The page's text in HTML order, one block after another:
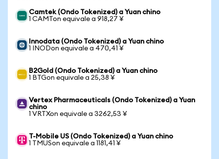
Camtek (Ondo Tokenized) a Yuan chino
1 CAMTon equivale a 918,27 ¥
Innodata (Ondo Tokenized) a Yuan chino
1 INODon equivale a 470,41 ¥
B2Gold (Ondo Tokenized) a Yuan chino
1 BTGon equivale a 25,38 ¥
Vertex Pharmaceuticals (Ondo Tokenized) a Yuan
chino
1 VRTXon equivale a 3262,53 ¥
T-Mobile US (Ondo Tokenized) a Yuan chino
1 TMUSon equivale a 1181,41 ¥